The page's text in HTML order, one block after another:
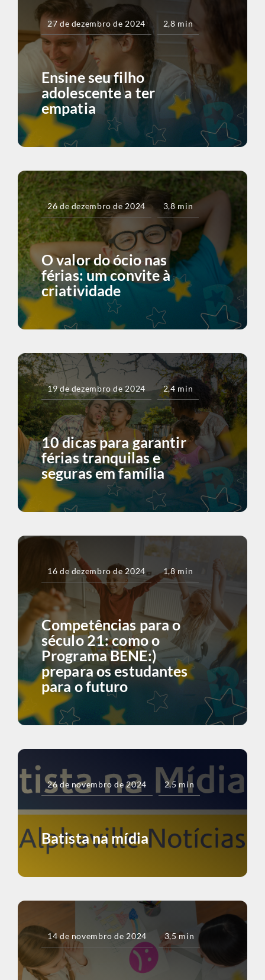
27 de dezembro de 2024 2,8 min
Ensine seu filho
adolescente a ter
empatia
26 de dezembro de 2024 3,8 min
O valor do ócio nas
férias: um convite à
criatividade
19 de dezembro de 2024 2,4 min
10 dicas para garantir
férias tranquilas e
seguras em família
16 de dezembro de 2024 1,8 min
Competências para o
século 21: como o
Programa BENE:)
prepara os estudantes
para o futuro
26 de novembro de 2024 2,5 min
Batista na mídia
14 de novembro de 2024 3,5 min